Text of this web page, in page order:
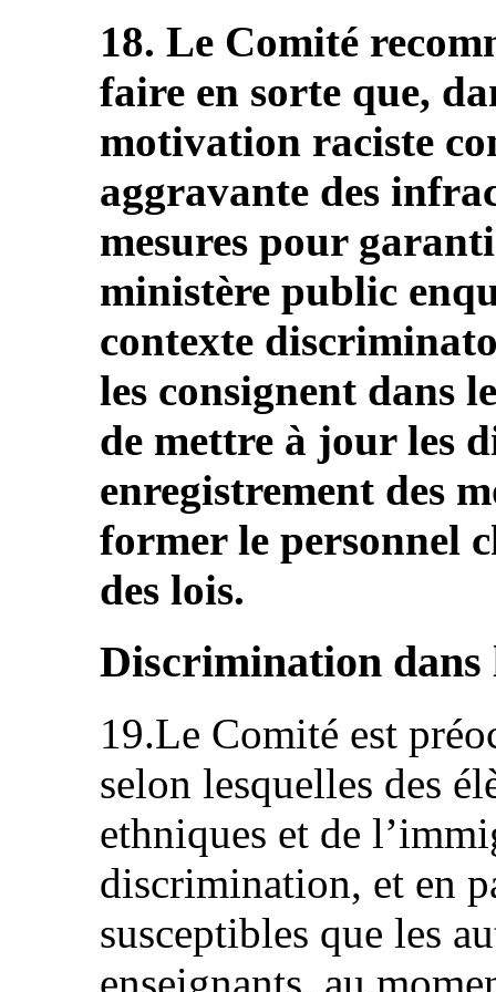
18. Le Comité
faire en sorte que,
motivation raciste
aggravante des
mesures pour
ministère public
contexte
les consignent dans
de mettre à jour les
enregistrement des
former le personnel
des lois.
Discrimination dans
19.Le Comité est
selon lesquelles des
ethniques et de
discrimination, et en
susceptibles que les